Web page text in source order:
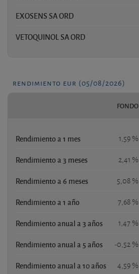
EXOSENS SA ORD
VETOQUINOL SA ORD
rendimiento eur (05/08/2026)
FONDO
Rendimiento a 1 mes 1,59 %
Rendimiento a 3 meses 2,41 %
Rendimiento a 6 meses 5,08 %
Rendimiento a 1 año 7,68 %
Rendimiento anual a 3 años 1,47 %
Rendimiento anual a 5 años -0,52 %
Rendimiento anual a 10 años 4,59 %